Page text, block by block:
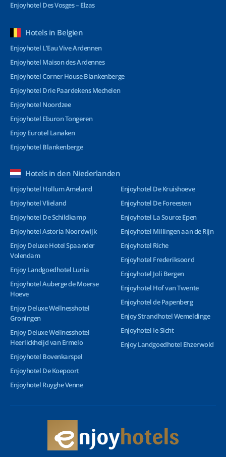
Enjoyhotel Des Vosges – Elzas
Hotels in Belgien
Enjoyhotel L’Eau Vive Ardennen
Enjoyhotel Maison des Ardennes
Enjoyhotel Corner House Blankenberge
Enjoyhotel Drie Paardekens Mechelen
Enjoyhotel Noordzee
Enjoyhotel Eburon Tongeren
Enjoy Eurotel Lanaken
Enjoyhotel Blankenberge
Hotels in den Niederlanden
Enjoyhotel Hollum Ameland
Enjoyhotel Vlieland
Enjoyhotel De Schildkamp
Enjoyhotel Astoria Noordwijk
Enjoy Deluxe Hotel Spaander
Volendam
Enjoy Landgoedhotel Lunia
Enjoyhotel Auberge de Moerse
Hoeve
Enjoy Deluxe Wellnesshotel
Groningen
Enjoy Deluxe Wellnesshotel
Heerlickheijd van Ermelo
Enjoyhotel Bovenkarspel
Enjoyhotel De Koepoort
Enjoyhotel Ruyghe Venne
Enjoyhotel De Kruishoeve
Enjoyhotel De Foreesten
Enjoyhotel La Source Epen
Enjoyhotel Millingen aan de Rijn
Enjoyhotel Riche
Enjoyhotel Frederiksoord
Enjoyhotel Joli Bergen
Enjoyhotel Hof van Twente
Enjoyhotel de Papenberg
Enjoy Strandhotel Wemeldinge
Enjoyhotel Ie-Sicht
Enjoy Landgoedhotel Ehzerwold